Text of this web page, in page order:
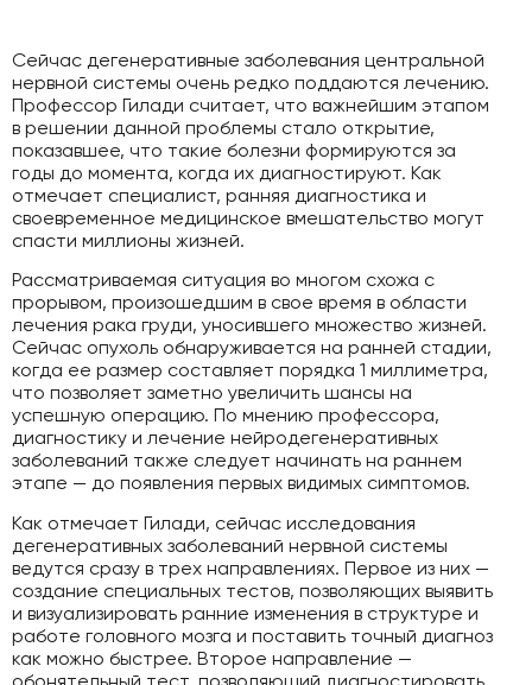
Сейчас дегенеративные заболевания центральной
нервной системы очень редко поддаются лечению.
Профессор Гилади считает, что важнейшим этапом
в решении данной проблемы стало открытие,
показавшее, что такие болезни формируются за
годы до момента, когда их диагностируют. Как
отмечает специалист, ранняя диагностика и
своевременное медицинское вмешательство могут
спасти миллионы жизней.
Рассматриваемая ситуация во многом схожа с
прорывом, произошедшим в свое время в области
лечения рака груди, уносившего множество жизней.
Сейчас опухоль обнаруживается на ранней стадии,
когда ее размер составляет порядка 1 миллиметра,
что позволяет заметно увеличить шансы на
успешную операцию. По мнению профессора,
диагностику и лечение нейродегенеративных
заболеваний также следует начинать на раннем
этапе — до появления первых видимых симптомов.
Как отмечает Гилади, сейчас исследования
дегенеративных заболеваний нервной системы
ведутся сразу в трех направлениях. Первое из них —
создание специальных тестов, позволяющих выявить
и визуализировать ранние изменения в структуре и
работе головного мозга и поставить точный диагноз
как можно быстрее. Второе направление —
обонятельный тест, позволяющий диагностировать